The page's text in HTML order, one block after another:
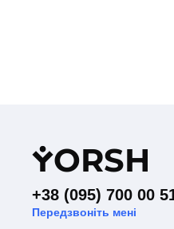
YORSH
+38 (095) 700 00
Передзвоніть мені